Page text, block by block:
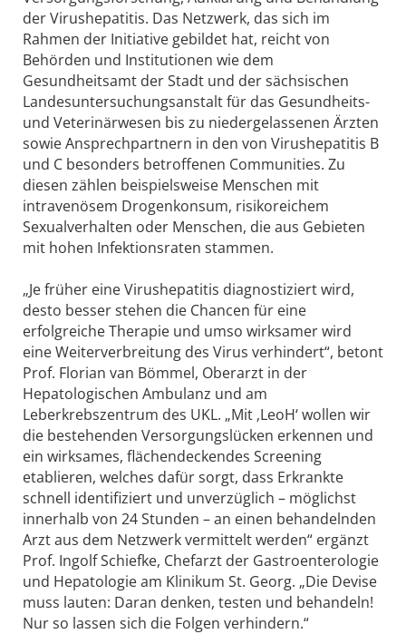
der Virushepatitis. Das Netzwerk, das sich im
Rahmen der Initiative gebildet hat, reicht von
Behörden und Institutionen wie dem
Gesundheitsamt der Stadt und der sächsischen
Landesuntersuchungsanstalt für das Gesundheits-
und Veterinärwesen bis zu niedergelassenen Ärzten
sowie Ansprechpartnern in den von Virushepatitis B
und C besonders betroffenen Communities. Zu
diesen zählen beispielsweise Menschen mit
intravenösem Drogenkonsum, risikoreichem
Sexualverhalten oder Menschen, die aus Gebieten
mit hohen Infektionsraten stammen.
„Je früher eine Virushepatitis diagnostiziert wird,
desto besser stehen die Chancen für eine
erfolgreiche Therapie und umso wirksamer wird
eine Weiterverbreitung des Virus verhindert“, betont
Prof. Florian van Bömmel, Oberarzt in der
Hepatologischen Ambulanz und am
Leberkrebszentrum des UKL. „Mit ‚LeoH‘ wollen wir
die bestehenden Versorgungslücken erkennen und
ein wirksames, flächendeckendes Screening
etablieren, welches dafür sorgt, dass Erkrankte
schnell identifiziert und unverzüglich – möglichst
innerhalb von 24 Stunden – an einen behandelnden
Arzt aus dem Netzwerk vermittelt werden“ ergänzt
Prof. Ingolf Schiefke, Chefarzt der Gastroenterologie
und Hepatologie am Klinikum St. Georg. „Die Devise
muss lauten: Daran denken, testen und behandeln!
Nur so lassen sich die Folgen verhindern.“